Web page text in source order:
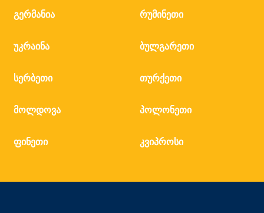
გერმანია რუმინეთი
უკრაინა ბულგარეთი
სერბეთი თურქეთი
მოლდოვა პოლონეთი
ფინეთი კვიპროსი